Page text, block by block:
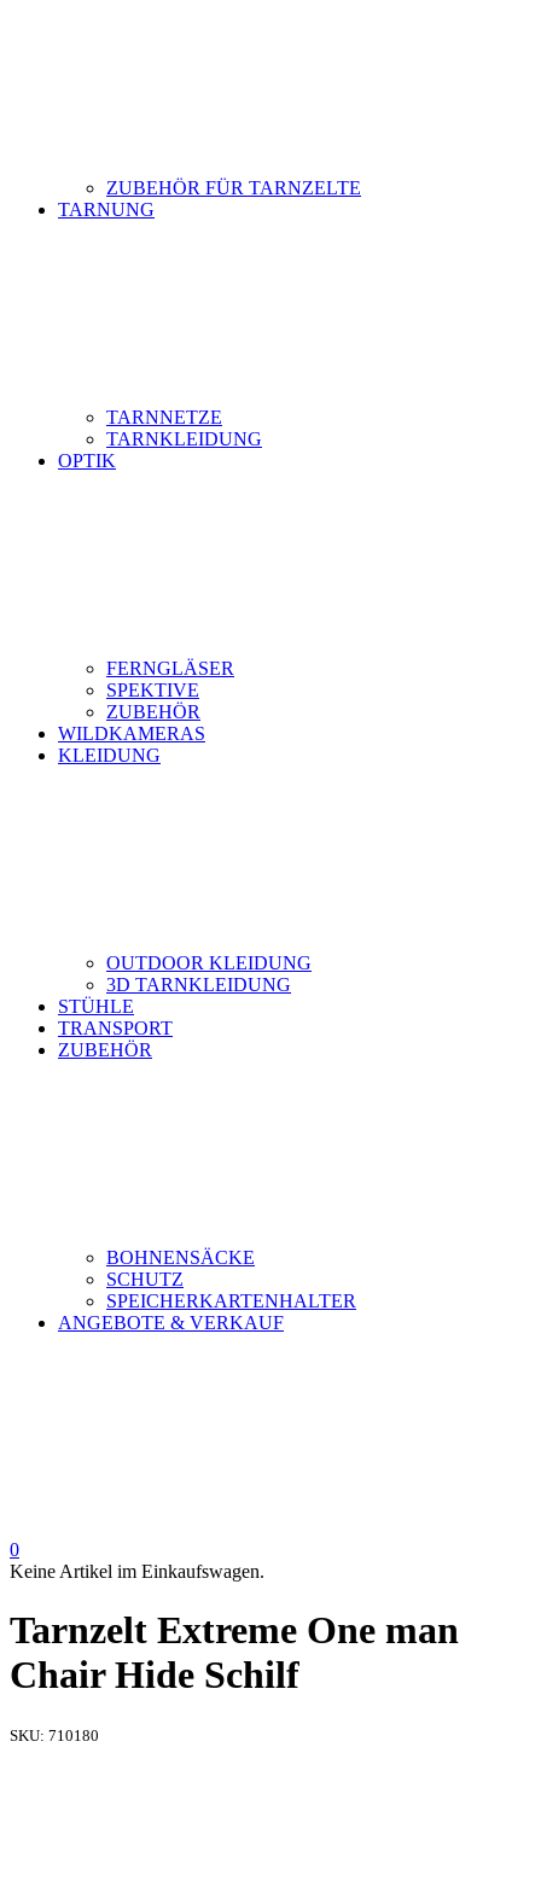
ZUBEHÖR FÜR TARNZELTE
TARNUNG
TARNNETZE
TARNKLEIDUNG
OPTIK
FERNGLÄSER
SPEKTIVE
ZUBEHÖR
WILDKAMERAS
KLEIDUNG
OUTDOOR KLEIDUNG
3D TARNKLEIDUNG
STÜHLE
TRANSPORT
ZUBEHÖR
BOHNENSÄCKE
SCHUTZ
SPEICHERKARTENHALTER
ANGEBOTE & VERKAUF
0
Keine Artikel im Einkaufswagen.
Tarnzelt Extreme One man
Chair Hide Schilf
SKU: 710180